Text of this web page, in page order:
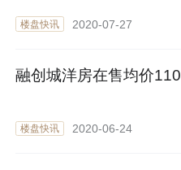
楼盘快讯 2020-07-27
融创城洋房在售均价
楼盘快讯 2020-06-24